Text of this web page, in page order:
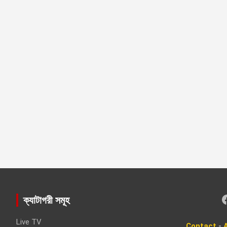
ক্যাটাগরী সমূহ
Live TV